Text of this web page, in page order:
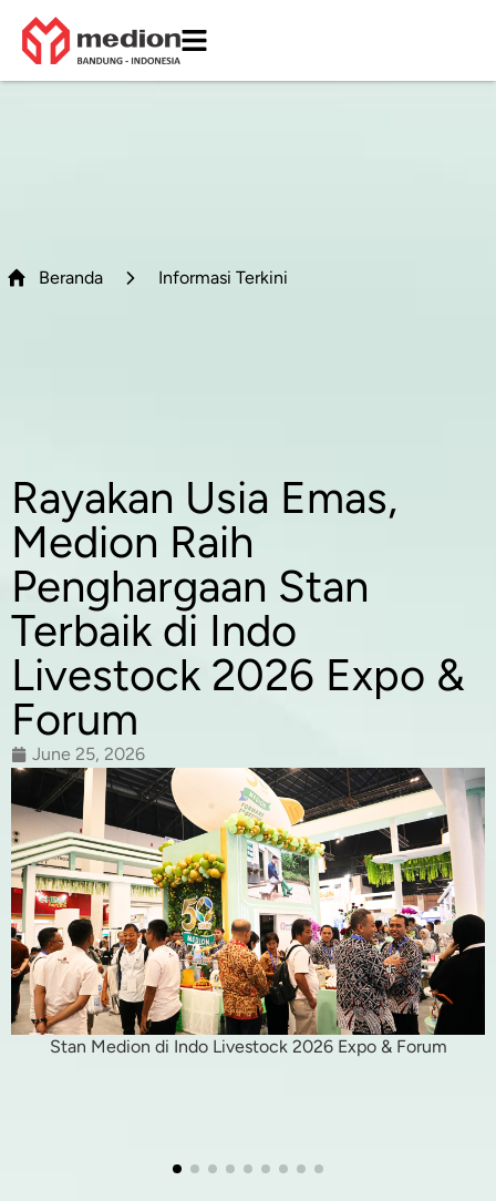
Beranda Informasi Terkini
Rayakan Usia Emas,
Medion Raih
Penghargaan Stan
Terbaik di Indo
Livestock 2026 Expo &
Forum
June 25, 2026
Stan Medion di Indo Livestock 2026 Expo & Forum